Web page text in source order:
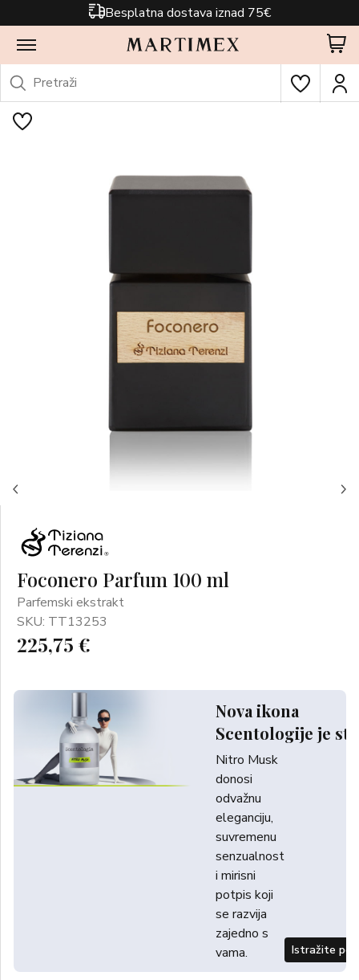
Besplatna dostava iznad 75€
Foconero Parfum 100 ml
Parfemski ekstrakt
SKU: TT13253
225,75 €
Nova ikona
Scentologije je
Nitro Musk
donosi
odvažnu
eleganciju,
suvremenu
senzualnost
i mirisni
potpis koji
se razvija
zajedno s
vama.
Istražite